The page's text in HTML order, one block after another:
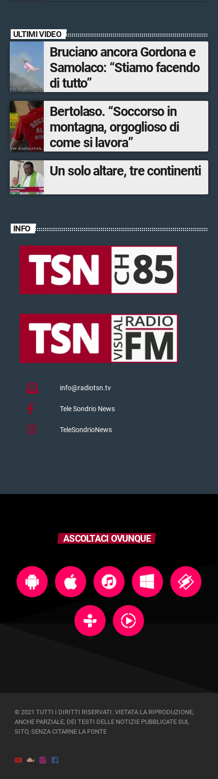
ULTIMI VIDEO
Bruciano ancora Gordona e
Samolaco: “Stiamo facendo
di tutto”
Bertolaso. “Soccorso in
montagna, orgoglioso di
come si lavora”
Un solo altare, tre continenti
INFO
info@radiotsn.tv
Tele Sondrio News
TeleSondrioNews
ASCOLTACI OVUNQUE
© 2021 TUTTI I DIRITTI RISERVATI. VIETATA LA RIPRODUZIONE,
ANCHE PARZIALE, DEI TESTI DELLE NOTIZIE PUBBLICATE SUL
SITO, SENZA CITARNE LA FONTE